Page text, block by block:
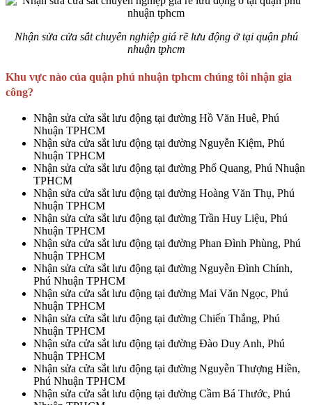
Nhận sửa cửa sắt chuyên nghiệp giá rẽ lưu động ở tại quận phú
nhuận tphcm
Khu vực nào của quận phú nhuận tphcm chúng tôi nhận gia
công?
Nhận sửa cửa sắt lưu động tại đường Hồ Văn Huê, Phú
Nhuận TPHCM
Nhận sửa cửa sắt lưu động tại đường Nguyễn Kiệm, Phú
Nhuận TPHCM
Nhận sửa cửa sắt lưu động tại đường Phổ Quang, Phú Nhuận
TPHCM
Nhận sửa cửa sắt lưu động tại đường Hoàng Văn Thụ, Phú
Nhuận TPHCM
Nhận sửa cửa sắt lưu động tại đường Trần Huy Liệu, Phú
Nhuận TPHCM
Nhận sửa cửa sắt lưu động tại đường Phan Đình Phùng, Phú
Nhuận TPHCM
Nhận sửa cửa sắt lưu động tại đường Nguyễn Đình Chính,
Phú Nhuận TPHCM
Nhận sửa cửa sắt lưu động tại đường Mai Văn Ngọc, Phú
Nhuận TPHCM
Nhận sửa cửa sắt lưu động tại đường Chiến Thắng, Phú
Nhuận TPHCM
Nhận sửa cửa sắt lưu động tại đường Đào Duy Anh, Phú
Nhuận TPHCM
Nhận sửa cửa sắt lưu động tại đường Nguyễn Thượng Hiền,
Phú Nhuận TPHCM
Nhận sửa cửa sắt lưu động tại đường Cầm Bá Thước, Phú